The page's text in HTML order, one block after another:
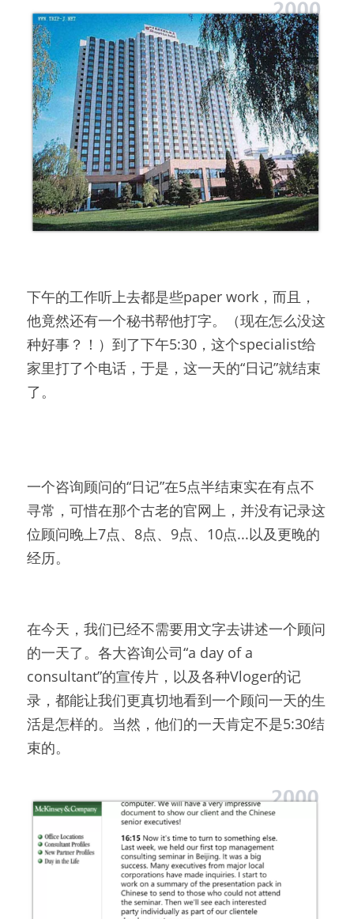
下午的工作听上去都是些paper work，而且，
他竟然还有一个秘书帮他打字。（现在怎么没这
种好事？！）到了下午5:30，这个specialist给
家里打了个电话，于是，这一天的“日记”就结束
了。
一个咨询顾问的“日记”在5点半结束实在有点不
寻常，可惜在那个古老的官网上，并没有记录这
位顾问晚上7点、8点、9点、10点...以及更晚的
经历。
在今天，我们已经不需要用文字去讲述一个顾问
的一天了。各大咨询公司“a day of a
consultant”的宣传片，以及各种Vloger的记
录，都能让我们更真切地看到一个顾问一天的生
活是怎样的。当然，他们的一天肯定不是5:30结
束的。